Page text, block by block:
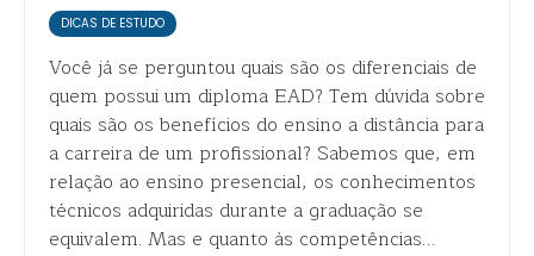
DICAS DE ESTUDO
Você já se perguntou quais são os diferenciais de
quem possui um diploma EAD? Tem dúvida sobre
quais são os benefícios do ensino a distância para
a carreira de um profissional? Sabemos que, em
relação ao ensino presencial, os conhecimentos
técnicos adquiridas durante a graduação se
equivalem. Mas e quanto às competências…